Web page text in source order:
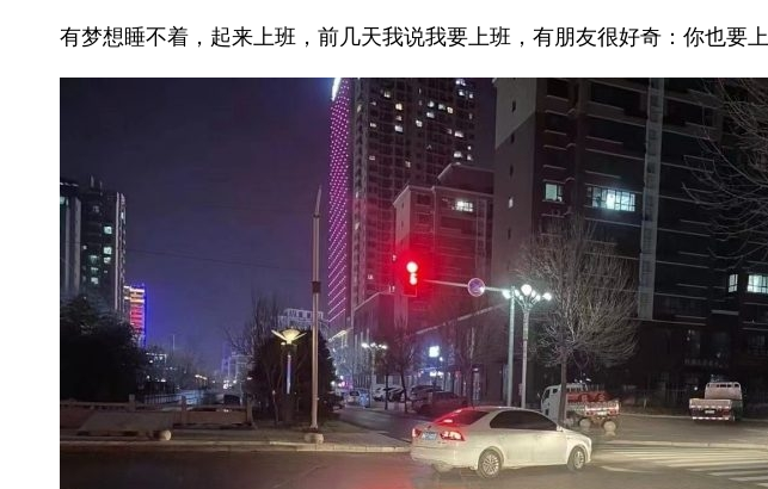
有梦想睡不着，起来上班，前几天我说我要上班，有朋友很好奇：你也要